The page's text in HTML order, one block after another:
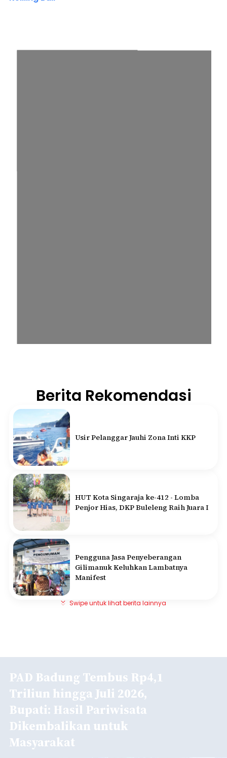
Berita Rekomendasi
Usir Pelanggar Jauhi Zona Inti KKP
HUT Kota Singaraja ke-412 - Lomba
Penjor Hias, DKP Buleleng Raih Juara I
Pengguna Jasa Penyeberangan
Gilimanuk Keluhkan Lambatnya
Manifest
Swipe untuk lihat berita lainnya
PAD Badung Tembus Rp4,1
Triliun hingga Juli 2026,
Bupati: Hasil Pariwisata
Dikembalikan untuk
Masyarakat